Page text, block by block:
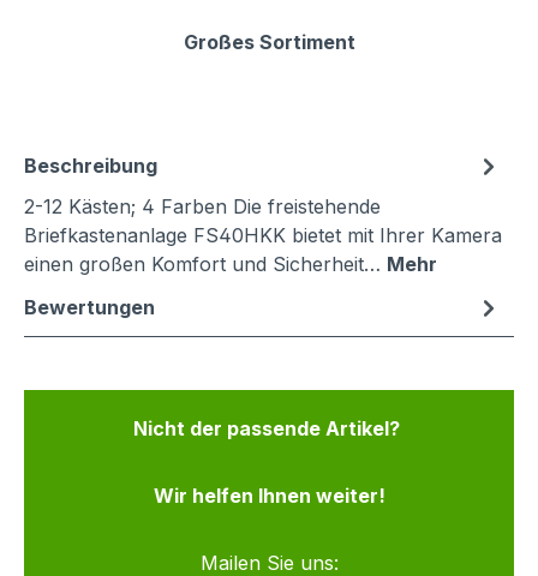
Großes Sortiment
Beschreibung
2-12 Kästen; 4 Farben Die freistehende
Briefkastenanlage FS40HKK bietet mit Ihrer Kamera
einen großen Komfort und Sicherheit… Mehr
Bewertungen
Nicht der passende Artikel?
Wir helfen Ihnen weiter!
Mailen Sie uns: